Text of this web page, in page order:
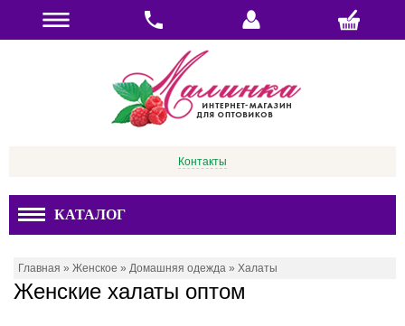
Контакты
КАТАЛОГ
Главная » Женское » Домашняя одежда » Халаты
Женские халаты оптом